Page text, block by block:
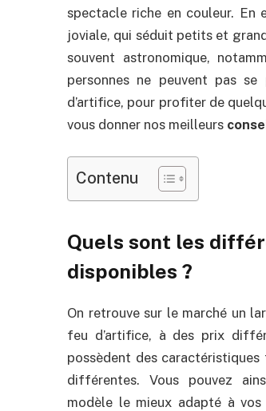
spectacle riche en couleur.
joviale, qui séduit petits et
souvent astronomique,
personnes ne peuvent pas
d’artifice, pour profiter de
vous donner nos meilleurs
Contenu
Quels sont les
disponibles ?
On retrouve sur le marché un
feu d’artifice, à des prix
possèdent des caractéristiques
différentes. Vous pouvez
modèle le mieux adapté à vos